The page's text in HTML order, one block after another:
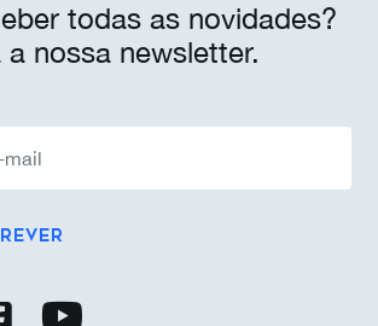
todas as novidades?
nossa newsletter.